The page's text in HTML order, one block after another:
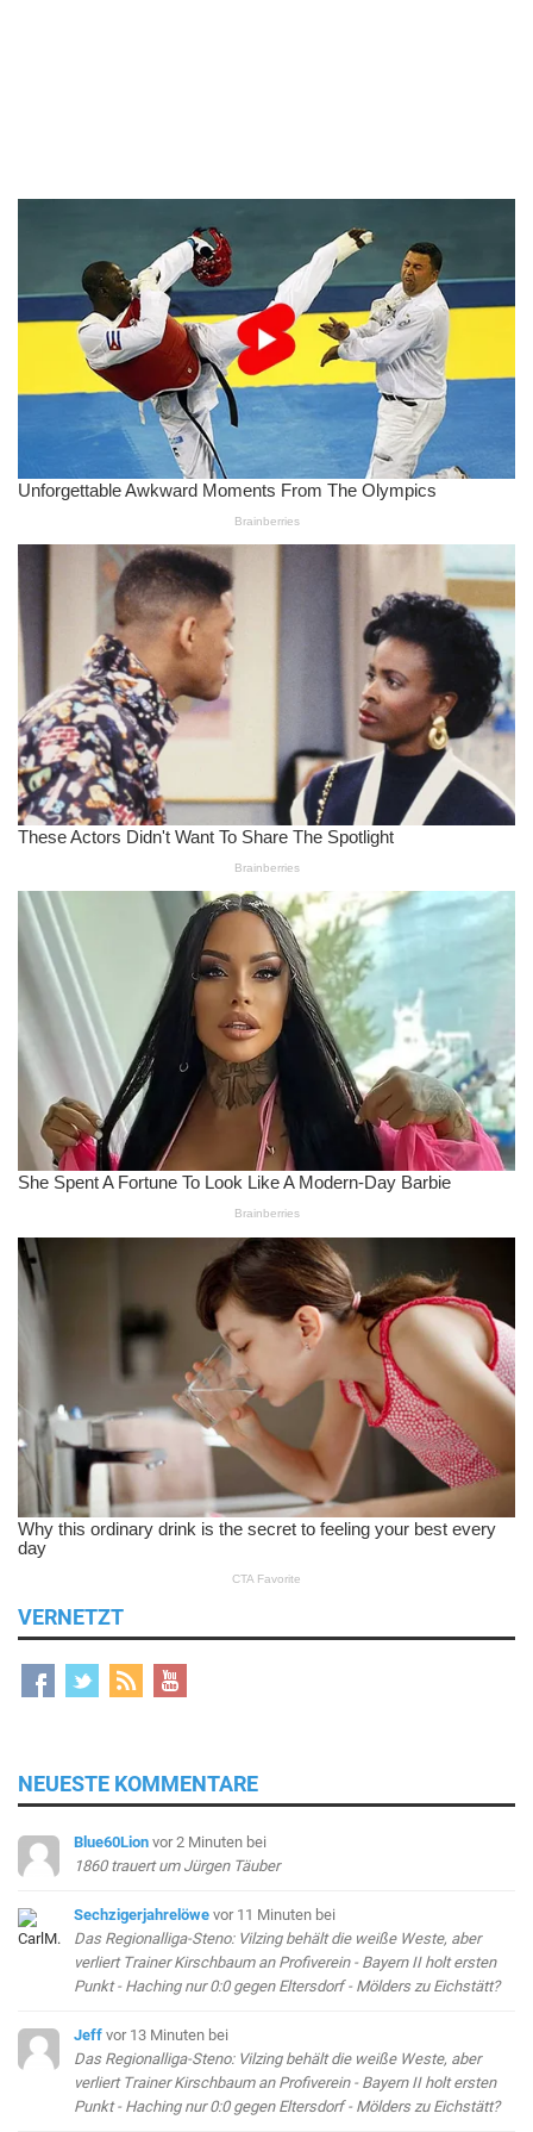
VERNETZT
NEUESTE KOMMENTARE
Blue60Lion vor 2 Minuten bei
1860 trauert um Jürgen Täuber
Sechzigerjahrelöwe vor 11 Minuten bei
Das Regionalliga-Steno: Vilzing behält die weiße Weste, aber
verliert Trainer Kirschbaum an Profiverein - Bayern II holt ersten
Punkt - Haching nur 0:0 gegen Eltersdorf - Mölders zu Eichstätt?
Jeff vor 13 Minuten bei
Das Regionalliga-Steno: Vilzing behält die weiße Weste, aber
verliert Trainer Kirschbaum an Profiverein - Bayern II holt ersten
Punkt - Haching nur 0:0 gegen Eltersdorf - Mölders zu Eichstätt?